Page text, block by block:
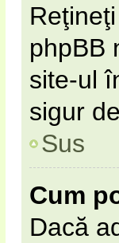
phpBB
site-ul
sigur
Sus
Cum
Dacă